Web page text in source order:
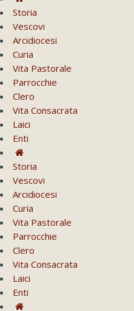
Storia
Vescovi
Arcidiocesi
Curia
Vita Pastorale
Parrocchie
Clero
Vita Consacrata
Laici
Enti
Storia
Vescovi
Arcidiocesi
Curia
Vita Pastorale
Parrocchie
Clero
Vita Consacrata
Laici
Enti